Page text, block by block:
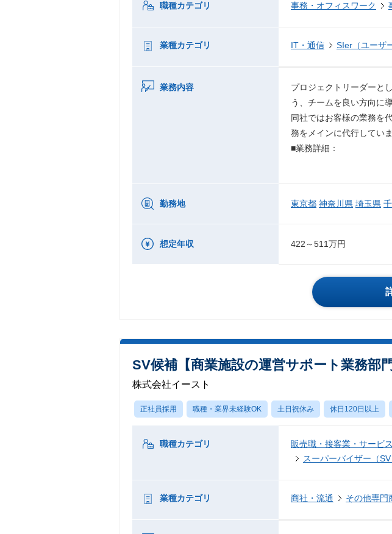
職種カテゴリ 事務・オフィスワーク
業種カテゴリ IT・通信 SIer（ユーザ
業務内容
プロジェクトリーダーと
う、チームを良い方向に
同社ではお客様の業務を
務をメインに代行していま
■業務詳細：
勤務地 東京都 神奈川県 埼玉県
想定年収 422～511万円
SV候補【商業施設の運営サポート業務部
株式会社イースト
正社員採用 職種・業界未経験OK 土日祝休み 休日120日以上
職種カテゴリ 販売職・接客業・サービ
スーパーバイザー（
業種カテゴリ 商社・流通 その他専門